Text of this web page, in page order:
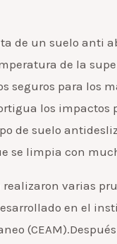
de un suelo anti
de la
seguros para los
los impactos
de suelo
se limpia con
realizaron varias
en el